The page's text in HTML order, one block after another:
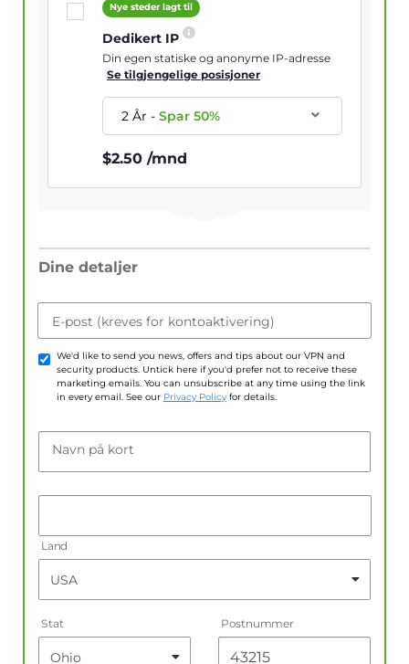
Nye steder lagt til
Dedikert IP
Din egen statiske og anonyme IP-adresse
Se tilgjengelige posisjoner
2 År-Spar50%
$2.50 /mnd
Dine detaljer
E-post (kreves for kontoaktivering)
We'd like to send you news, offers and tips about our VPN and
security products. Untick here if you'd prefer not to receive these
marketing emails. You can unsubscribe at any time using the link
in every email. See our Privacy Policy for details.
Navn på kort
Land
Stat Postnummer